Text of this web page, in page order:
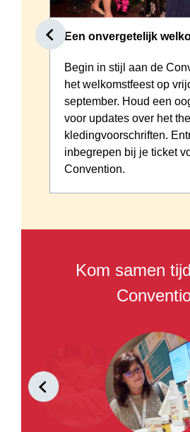
Een onvergetelijk
Begin in stijl aan de
het welkomstfeest op
september. Houd een
voor updates over het
kledingvoorschriften.
inbegrepen bij je ticket
Convention.
Kom samen